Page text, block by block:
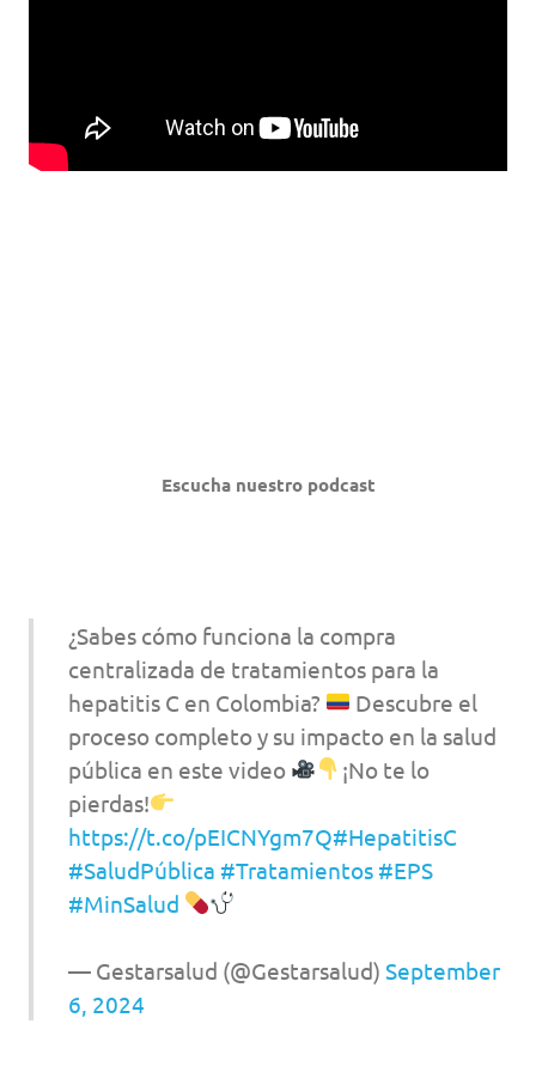
Escucha nuestro podcast
¿Sabes cómo funciona la compra
centralizada de tratamientos para la
hepatitis C en Colombia?
Descubre el
proceso completo y su impacto en la salud
pública en este video
¡No te lo
pierdas!
https://t.co/pEICNYgm7Q#HepatitisC
#SaludPública #Tratamientos #EPS
#MinSalud
— Gestarsalud (@Gestarsalud) September
6, 2024